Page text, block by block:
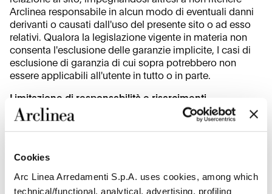
Cookies
Arc Linea Arredamenti S.p.A. uses cookies, among which
technical/functional, analytical, advertising, profiling
Arclinea responsabile in alcun modo di eventuali danni
derivanti o causati dall'uso del presente sito o ad esso
relativi. Qualora la legislazione vigente in materia non
consenta l'esclusione delle garanzie implicite, I casi di
esclusione di garanzia di cui sopra potrebbero non
essere applicabili all'utente in tutto o in parte.
Limitazione di responsabilità e risarcimenti
Arclinea non potrà essere ritenuta in alcun modo
responsabile di danni effettivi, diretti, indiretti, speciali,
altro tipo, derivanti dall'utilizzo o dall'impossibilità di
utilizzare le informazioni, I prodotti o il materiale del sito
o relativi alla qualità degli stessi, anche qualora ad